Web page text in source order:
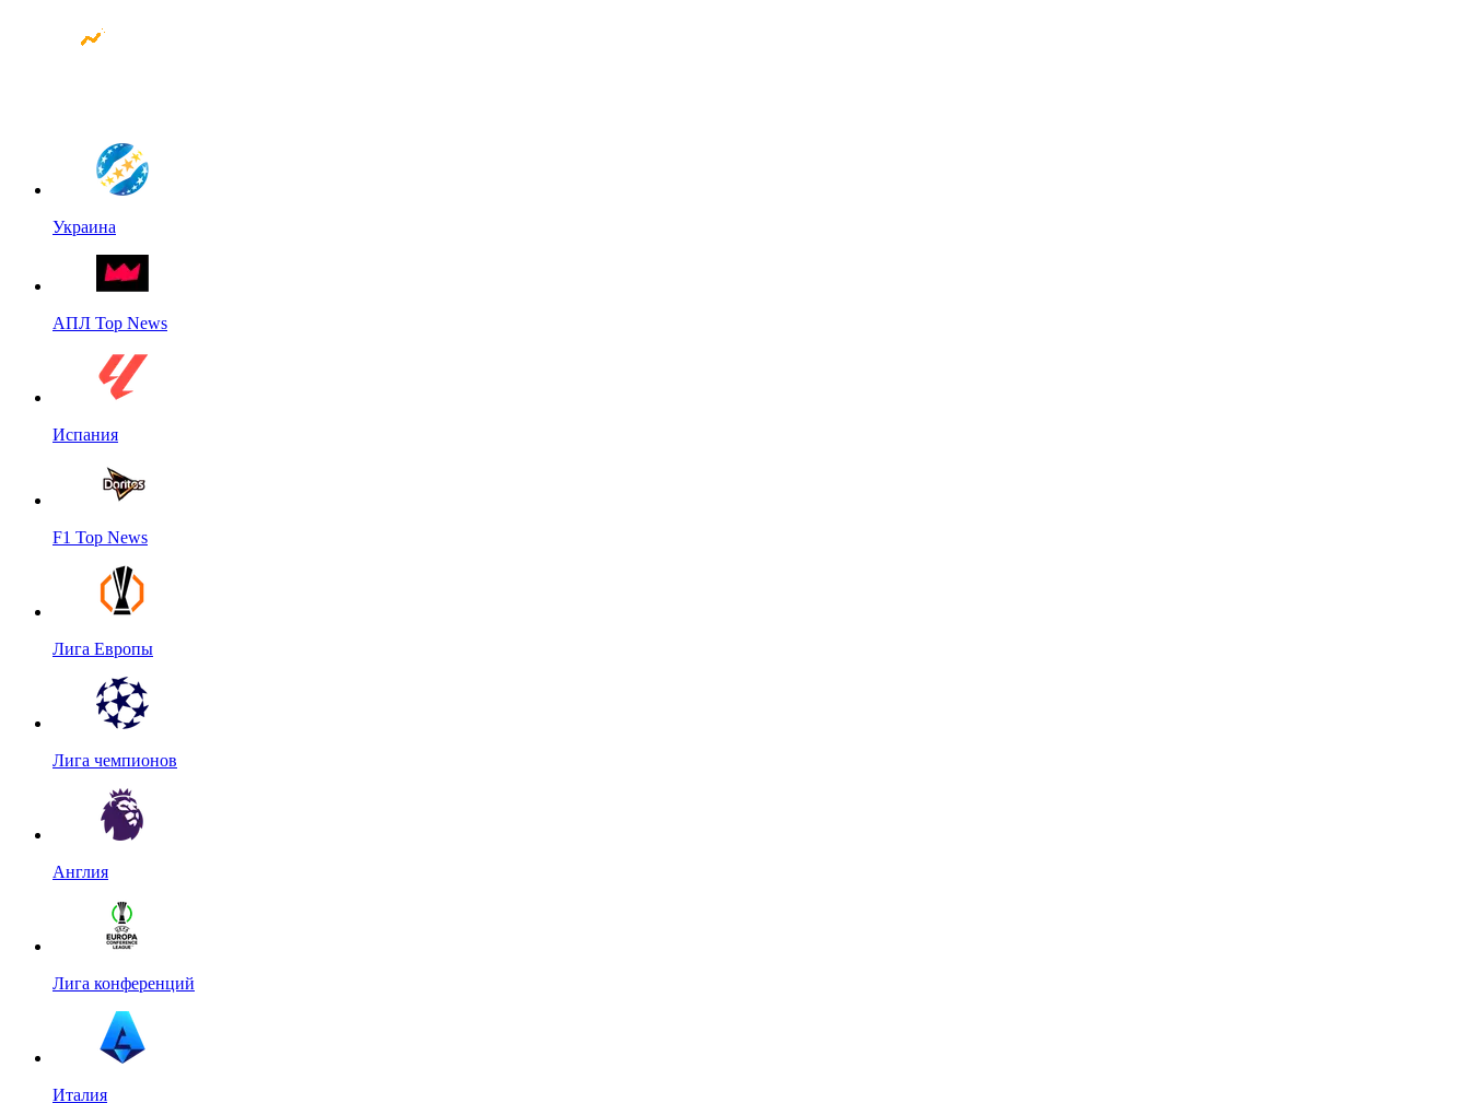
Украина
АПЛ Top News
Испания
F1 Top News
Лига Европы
Лига чемпионов
Англия
Лига конференций
Италия